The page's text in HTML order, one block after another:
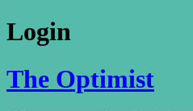
Login
The Optimist